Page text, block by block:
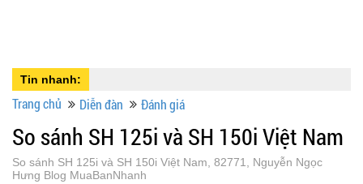
Tin nhanh:
Trang chủ Diễn đàn Đánh giá
So sánh SH 125i và SH 150i Việt Nam
So sánh SH 125i và SH 150i Việt Nam, 82771, Nguyễn Ngọc
Hưng Blog MuaBanNhanh